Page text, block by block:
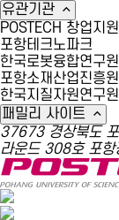
유관기관
POSTECH 창업지
포항테크노파크
한국로봇융합연구
포항소재산업진흥
한국지질자원연구원
패밀리 사이트
37673 경상북도
라운드 308호 포항